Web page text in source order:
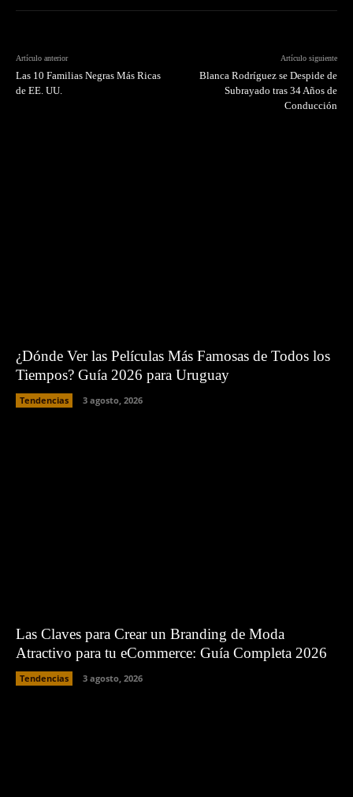
Artículo anterior
Las 10 Familias Negras Más Ricas
de EE. UU.
Artículo siguiente
Blanca Rodríguez se Despide de
Subrayado tras 34 Años de
Conducción
¿Dónde Ver las Películas Más Famosas de Todos los
Tiempos? Guía 2026 para Uruguay
Tendencias 3 agosto, 2026
Las Claves para Crear un Branding de Moda
Atractivo para tu eCommerce: Guía Completa 2026
Tendencias 3 agosto, 2026